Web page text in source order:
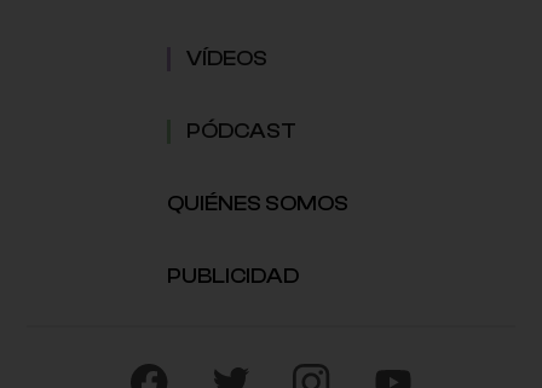
VÍDEOS
PÓDCAST
QUIÉNES SOMOS
PUBLICIDAD